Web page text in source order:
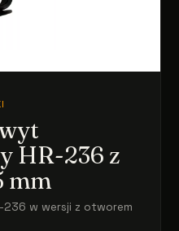
HR-236 z
mm
w wersji z otworem